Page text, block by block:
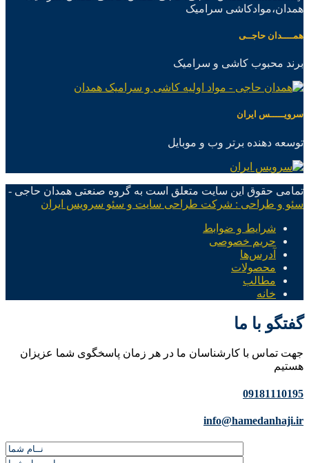
همدان،موادکاشی سرامیک
همــــدان حاجــی
برند محبوب کاشی و سرامیک
سرویـــــس ایران
توسعه دهنده برتر وب و موبایل
تمامی حقوق این سایت متعلق است به گروه صنعتی همدان حاجی -
سئو و طراحی : شرکت طراحی سایت و سئو سرویس ایران
شرایط و ضوابط
حریم خصوصی
آدرس‌ها
محصولات
مطالب
خانه
گفتگو با ما
جهت تماس با کارشناسان ما در هر زمان پاسخگوی شما عزیزان
هستیم
09181110195
info@hamedanhaji.ir